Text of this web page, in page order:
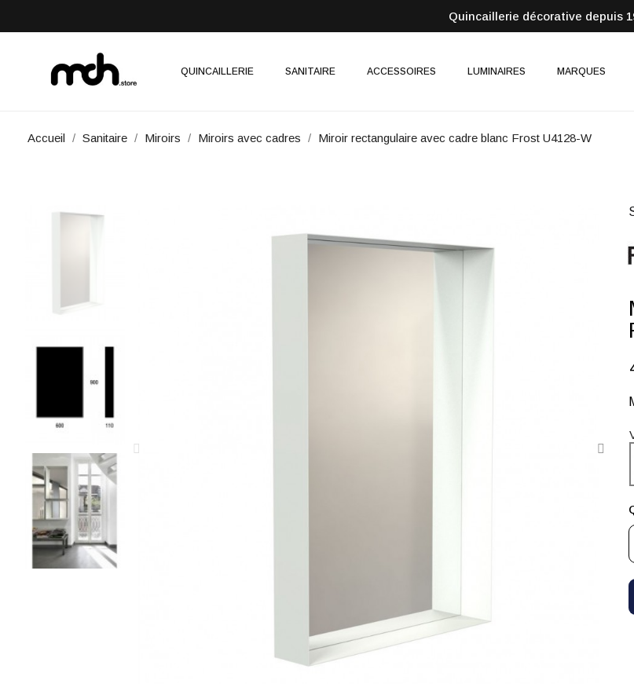
Quincaillerie décorative depuis
QUINCAILLERIE SANITAIRE ACCESSOIRES LUMINAIRES MARQUES
Accueil Sanitaire Miroirs Miroirs avec cadres Miroir rectangulaire avec cadre blanc Frost U4128-W